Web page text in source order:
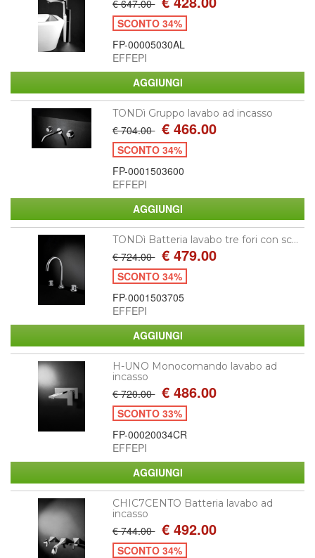
€ 647.00
SCONTO 34%
FP-00005030AL
EFFEPI
TONDì Gruppo lavabo ad incasso
€ 704.00 € 466.00
SCONTO 34%
FP-0001503600
EFFEPI
TONDì Batteria lavabo tre fori con sc...
€ 724.00 € 479.00
SCONTO 34%
FP-0001503705
EFFEPI
H-UNO Monocomando lavabo ad
incasso
€ 720.00 € 486.00
SCONTO 33%
FP-00020034CR
EFFEPI
CHIC7CENTO Batteria lavabo ad
incasso
€ 744.00 € 492.00
SCONTO 34%